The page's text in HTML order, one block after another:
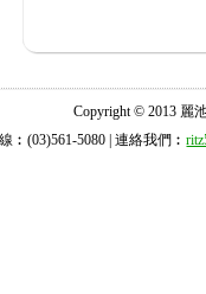
Copyright © 2013 麗
︰(03)561-5080 | 連絡我們︰